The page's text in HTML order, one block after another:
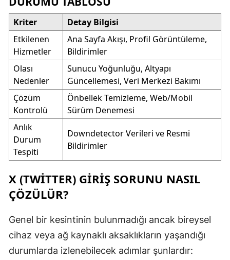
Kriter
Detay Bilgisi
Etkilenen
Hizmetler
Ana Sayfa Akışı, Profil Görüntüleme,
Bildirimler
Olası
Nedenler
Sunucu Yoğunluğu, Altyapı
Güncellemesi, Veri Merkezi Bakımı
Çözüm
Kontrolü
Önbellek Temizleme, Web/Mobil
Sürüm Denemesi
Anlık
Durum
Tespiti
Downdetector Verileri ve Resmi
Bildirimler
X (TWITTER) GIRIŞ SORUNU NASIL
ÇÖZÜLÜR?
Genel bir kesintinin bulunmadığı ancak bireysel
cihaz veya ağ kaynaklı aksaklıkların yaşandığı
durumlarda izlenebilecek adımlar şunlardır: